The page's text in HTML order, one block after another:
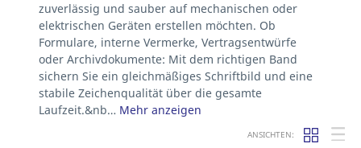
zuverlässig und sauber auf mechanischen oder
elektrischen Geräten erstellen möchten. Ob
Formulare, interne Vermerke, Vertragsentwürfe
oder Archivdokumente: Mit dem richtigen Band
sichern Sie ein gleichmäßiges Schriftbild und eine
stabile Zeichenqualität über die gesamte
Laufzeit.&nb… Mehr anzeigen
ANSICHTEN: